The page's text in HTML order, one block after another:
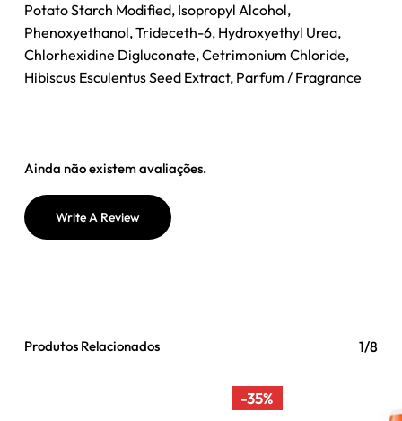
Potato Starch Modified, Isopropyl Alcohol,
Phenoxyethanol, Trideceth-6, Hydroxyethyl Urea,
Chlorhexidine Digluconate, Cetrimonium Chloride,
Hibiscus Esculentus Seed Extract, Parfum / Fragrance
Ainda não existem avaliações.
Write A Review
Produtos Relacionados 1/8
-35%